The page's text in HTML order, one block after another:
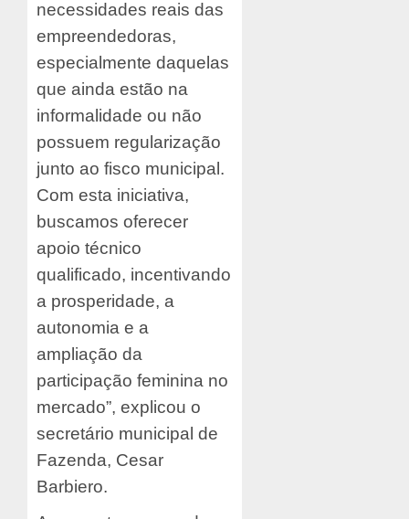
necessidades reais das
empreendedoras,
especialmente daquelas
que ainda estão na
informalidade ou não
possuem regularização
junto ao fisco municipal.
Com esta iniciativa,
buscamos oferecer
apoio técnico
qualificado, incentivando
a prosperidade, a
autonomia e a
ampliação da
participação feminina no
mercado”, explicou o
secretário municipal de
Fazenda, Cesar
Barbiero.